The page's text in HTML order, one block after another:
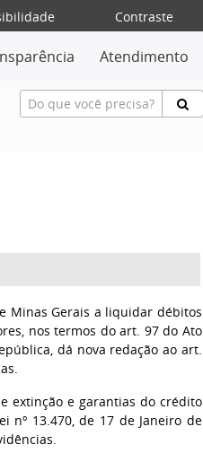
Contraste
Atendimento
Minas Gerais a liquidar débitos
nos termos do art. 97 do Ato
dá nova redação ao art.
extinção e garantias do crédito
nº 13.470, de 17 de Janeiro de